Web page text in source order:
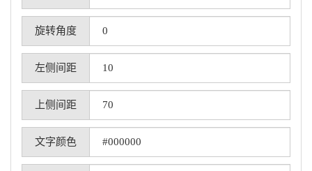
旋转角度
左侧间距
上侧间距
文字颜色